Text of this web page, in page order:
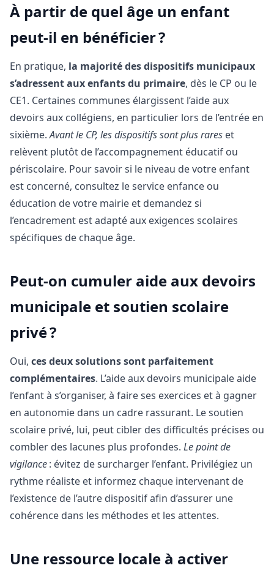
À partir de quel âge un enfant
peut-il en bénéficier ?
En pratique, la majorité des dispositifs municipaux
s’adressent aux enfants du primaire, dès le CP ou le
CE1. Certaines communes élargissent l’aide aux
devoirs aux collégiens, en particulier lors de l’entrée en
sixième.Avant le CP, les dispositifs sont plus rares et
relèvent plutôt de l’accompagnement éducatif ou
périscolaire. Pour savoir si le niveau de votre enfant
est concerné, consultez le service enfance ou
éducation de votre mairie et demandez si
l’encadrement est adapté aux exigences scolaires
spécifiques de chaque âge.
Peut-on cumuler aide aux devoirs
municipale et soutien scolaire
privé ?
Oui, ces deux solutions sont parfaitement
complémentaires. L’aide aux devoirs municipale aide
l’enfant à s’organiser, à faire ses exercices et à gagner
en autonomie dans un cadre rassurant. Le soutien
scolaire privé, lui, peut cibler des difficultés précises ou
combler des lacunes plus profondes. Le point de
vigilance: évitez de surcharger l’enfant. Privilégiez un
rythme réaliste et informez chaque intervenant de
l’existence de l’autre dispositif afin d’assurer une
cohérence dans les méthodes et les attentes.
Une ressource locale à activer